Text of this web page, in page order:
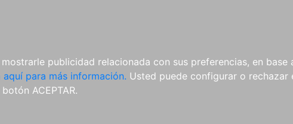
publicidad relacionada con sus preferencias, en
aquí para más información. Usted puede configurar o
ACEPTAR.
REVISTAS
CDS Y
DVDS
MATERIAL
COMPLEMENTARIO
NOVEDADES